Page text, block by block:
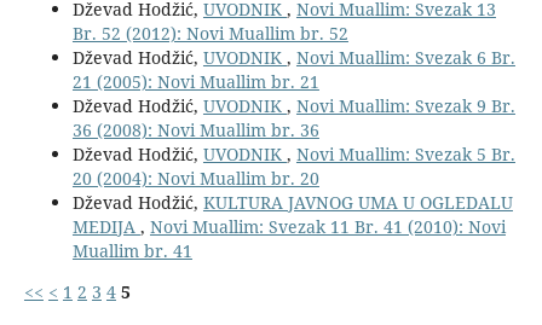
Dževad Hodžić, UVODNIK , Novi Muallim: Svezak 13
Br. 52 (2012): Novi Muallim br. 52
Dževad Hodžić, UVODNIK , Novi Muallim: Svezak 6 Br.
21 (2005): Novi Muallim br. 21
Dževad Hodžić, UVODNIK , Novi Muallim: Svezak 9 Br.
36 (2008): Novi Muallim br. 36
Dževad Hodžić, UVODNIK , Novi Muallim: Svezak 5 Br.
20 (2004): Novi Muallim br. 20
Dževad Hodžić, KULTURA JAVNOG UMA U OGLEDALU
MEDIJA , Novi Muallim: Svezak 11 Br. 41 (2010): Novi
Muallim br. 41
<< < 1 2 3 4 5